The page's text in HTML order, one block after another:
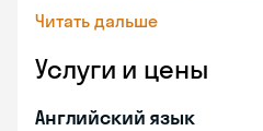
Читать дальше
Услуги и цены
Английский язык